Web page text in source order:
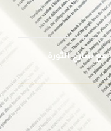
مع شارع الثورة